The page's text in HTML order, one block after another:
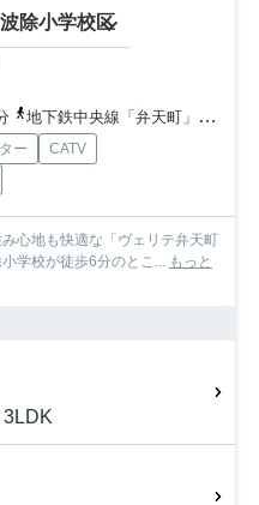
除小学校区
地下鉄中央線「弁天町」駅 徒歩12分
ー
CATV
心地も快適な「ヴェリテ弁天町
学校が徒歩6分のとこ... もっと
3LDK